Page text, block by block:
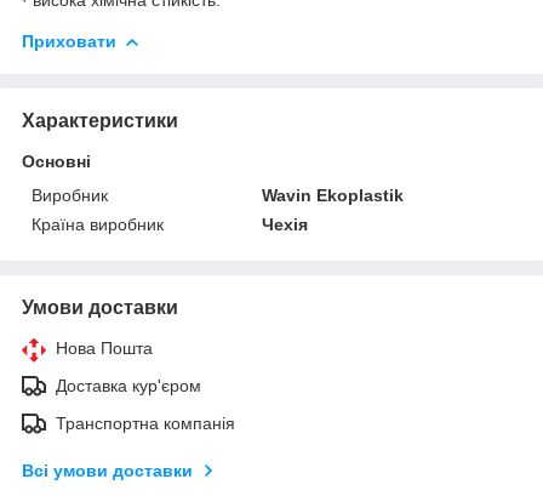
Приховати
Характеристики
Основні
Виробник
Wavin Ekoplastik
Країна виробник
Чехія
Умови доставки
Нова Пошта
Доставка кур'єром
Транспортна компанія
Всі умови доставки